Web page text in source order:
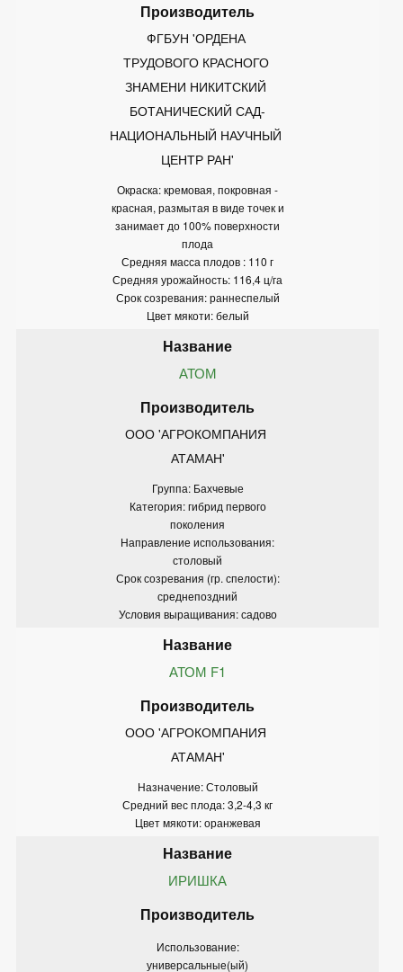
ФГБУН 'ОРДЕНА
ТРУДОВОГО КРАСНОГО
ЗНАМЕНИ НИКИТСКИЙ
БОТАНИЧЕСКИЙ САД-
НАЦИОНАЛЬНЫЙ НАУЧНЫЙ
ЦЕНТР РАН'
Окраска: кремовая, покровная -
красная, размытая в виде точек и
занимает до 100% поверхности
плода
Средняя масса плодов : 110 г
Средняя урожайность: 116,4 ц/га
Срок созревания: раннеспелый
Цвет мякоти: белый
АТОМ
ООО 'АГРОКОМПАНИЯ
АТАМАН'
Группа: Бахчевые
Категория: гибрид первого
поколения
Направление использования:
столовый
Срок созревания (гр. спелости):
среднепоздний
Условия выращивания: садово
АТОМ F1
ООО 'АГРОКОМПАНИЯ
АТАМАН'
Назначение: Столовый
Средний вес плода: 3,2-4,3 кг
Цвет мякоти: оранжевая
ИРИШКА
Использование:
универсальные(ый)